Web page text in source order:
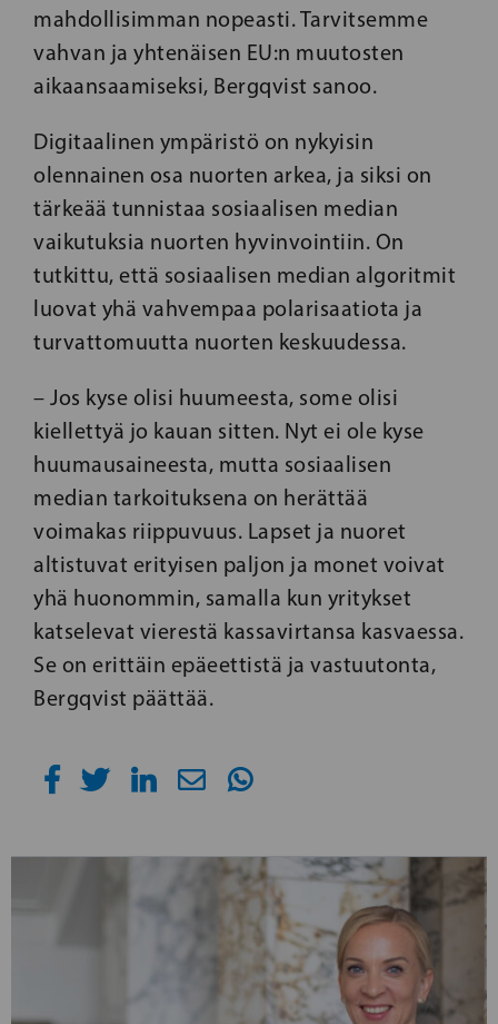
mahdollisimman nopeasti. Tarvitsemme
vahvan ja yhtenäisen EU:n muutosten
aikaansaamiseksi, Bergqvist sanoo.
Digitaalinen ympäristö on nykyisin
olennainen osa nuorten arkea, ja siksi on
tärkeää tunnistaa sosiaalisen median
vaikutuksia nuorten hyvinvointiin. On
tutkittu, että sosiaalisen median algoritmit
luovat yhä vahvempaa polarisaatiota ja
turvattomuutta nuorten keskuudessa.
– Jos kyse olisi huumeesta, some olisi
kiellettyä jo kauan sitten. Nyt ei ole kyse
huumausaineesta, mutta sosiaalisen
median tarkoituksena on herättää
voimakas riippuvuus. Lapset ja nuoret
altistuvat erityisen paljon ja monet voivat
yhä huonommin, samalla kun yritykset
katselevat vierestä kassavirtansa kasvaessa.
Se on erittäin epäeettistä ja vastuutonta,
Bergqvist päättää.